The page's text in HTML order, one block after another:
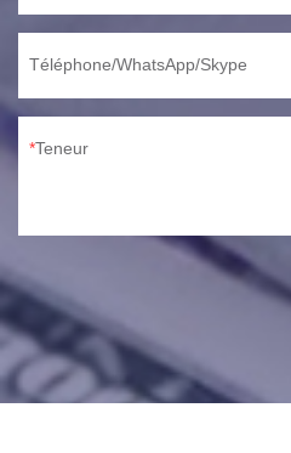
Téléphone/WhatsApp/Skype
Teneur